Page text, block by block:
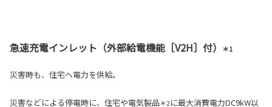
急速充電インレット（外部給電機能［V2H］付） ＊1
災害時も、住宅へ電力を供給。
災害などによる停電時に、住宅や電気製品＊2に最大消費電力DC9kW以